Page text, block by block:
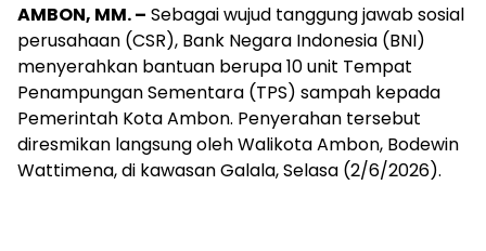
AMBON, MM. – Sebagai wujud tanggung jawab sosial
perusahaan (CSR), Bank Negara Indonesia (BNI)
menyerahkan bantuan berupa 10 unit Tempat
Penampungan Sementara (TPS) sampah kepada
Pemerintah Kota Ambon. Penyerahan tersebut
diresmikan langsung oleh Walikota Ambon, Bodewin
Wattimena, di kawasan Galala, Selasa (2/6/2026).